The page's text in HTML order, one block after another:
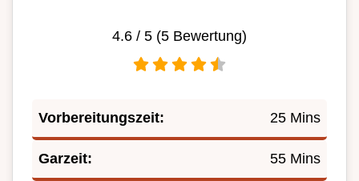
4.6 / 5 (5 Bewertung)
Vorbereitungszeit: 25 Mins
Garzeit: 55 Mins